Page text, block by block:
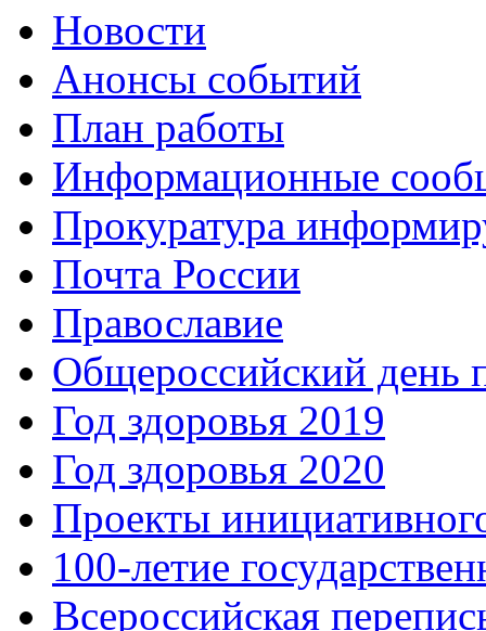
Новости
Анонсы событий
План работы
Информационные
Прокуратура
Почта России
Православие
Общероссийский день
Год здоровья 2019
Год здоровья 2020
Проекты
100-летие
Всероссийская